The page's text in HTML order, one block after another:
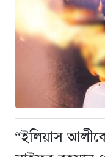
“ইলিয়াস